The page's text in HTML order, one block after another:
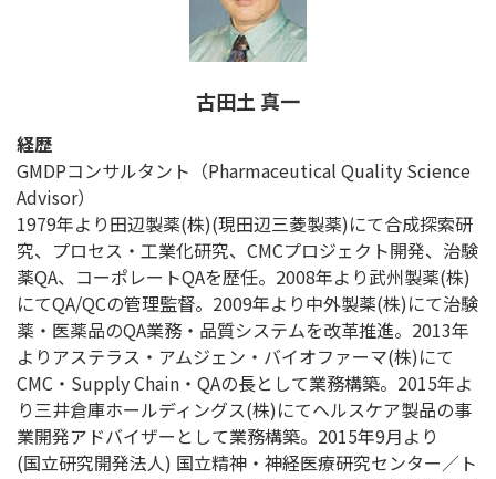
古田土 真一
経歴
GMDPコンサルタント（Pharmaceutical Quality Science
Advisor）
1979年より田辺製薬(株)(現田辺三菱製薬)にて合成探索研
究、プロセス・工業化研究、CMCプロジェクト開発、治験
薬QA、コーポレートQAを歴任。2008年より武州製薬(株)
にてQA/QCの管理監督。2009年より中外製薬(株)にて治験
薬・医薬品のQA業務・品質システムを改革推進。2013年
よりアステラス・アムジェン・バイオファーマ(株)にて
CMC・Supply Chain・QAの長として業務構築。2015年よ
り三井倉庫ホールディングス(株)にてヘルスケア製品の事
業開発アドバイザーとして業務構築。2015年9月より
(国立研究開発法人) 国立精神・神経医療研究センター／ト